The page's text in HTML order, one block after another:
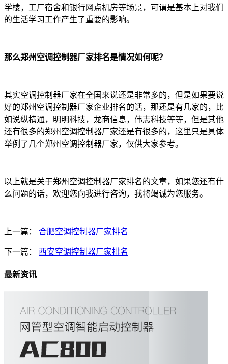
学楼，工厂宿舍和银行网点机房等场景，可谓是基本上对我们
的生活学习工作产生了重要的影响。
那么郑州空调控制器厂家排名是情况如何呢？
其实空调控制器厂家在全国来说还是非常多的，但是如果要说
好的郑州空调控制器厂家企业排名的话，那还是有几家的，比
如说纵横通，明明科技，龙商信息，伟志科技等等，但是其他
还有很多的郑州空调控制器厂家还是有很多的，这里只是具体
举例了几个郑州空调控制器厂家，仅供大家参考。
以上就是关于郑州空调控制器厂家排名的文章，如果您还有什
么问题的话，欢迎您向我进行咨询，我将竭诚为您服务。
上一篇： 合肥空调控制器厂家排名
下一篇： 西安空调控制器厂家排名
最新资讯